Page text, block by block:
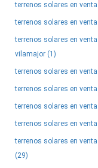
terrenos solares en
terrenos solares en
terrenos solares en
vilamajor (1)
terrenos solares en
terrenos solares en
terrenos solares en
terrenos solares en
terrenos solares en
(29)